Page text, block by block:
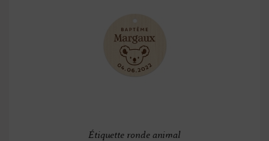
Étiquette ronde animal